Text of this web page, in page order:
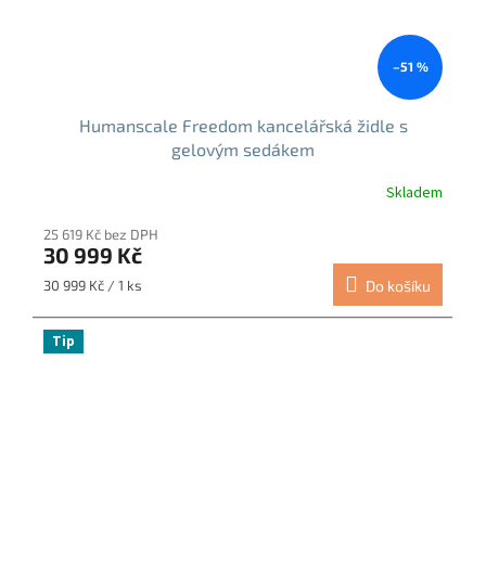
–51 %
Humanscale Freedom kancelářská židle s
gelovým sedákem
Skladem
25 619 Kč bez DPH
30 999 Kč
Měrná
30 999 Kč / 1 ks Do košíku
Tip